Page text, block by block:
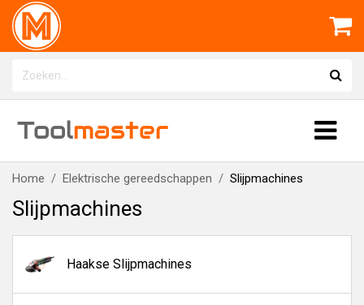
Toolmaster
Home Elektrische gereedschappen Slijpmachines
Slijpmachines
Haakse Slijpmachines